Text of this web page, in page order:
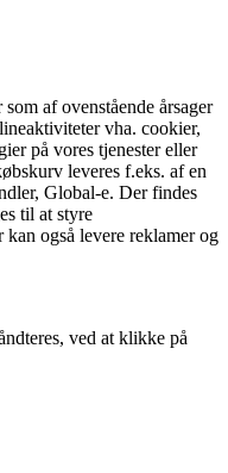
af ovenstående årsager
vha. cookier,
på vores tjenester eller
leveres f.eks. af en
Global-e. Der findes
til at styre
kan også levere reklamer og
ved at klikke på